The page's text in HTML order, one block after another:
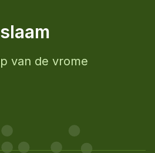
van de vrome